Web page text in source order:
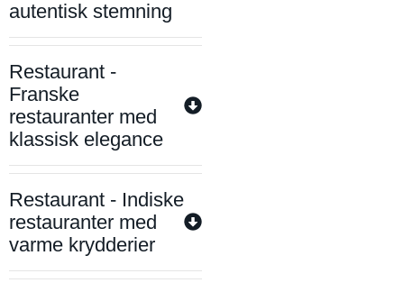
autentisk stemning
Restaurant -
Franske
restauranter med
klassisk elegance
Restaurant - Indiske
restauranter med
varme krydderier